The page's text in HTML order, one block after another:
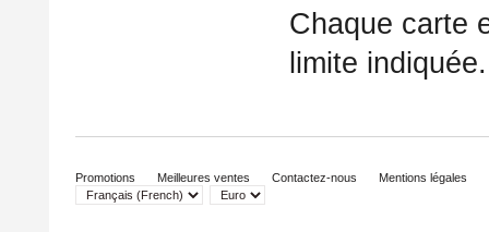
Chaque carte
limite indiquée.
Promotions Meilleures ventes Contactez-nous Mentions légales